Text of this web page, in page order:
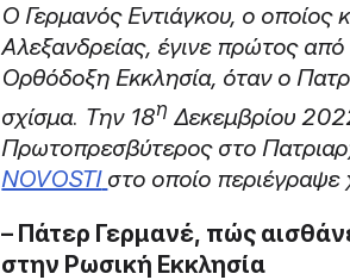
O Γερμανός Εντιάγκου, ο
Αλεξανδρείας, έγινε πρώτος
Ορθόδοξη Εκκλησία, όταν ο
σχίσμα. Την 18η Δεκεμβρίου
Πρωτοπρεσβύτερος στο
NOVOSTI στο οποίο περιέγραψε
– Πάτερ Γερμανέ, πώς
στην Ρωσική Εκκλησία